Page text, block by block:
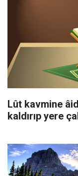
Lût kavmine
kaldırıp yere